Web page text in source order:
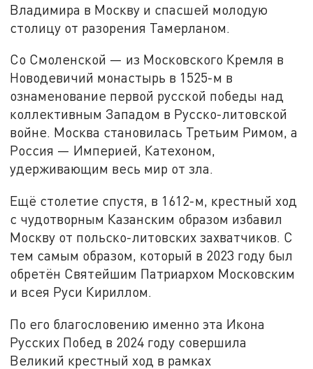
Владимира в Москву и спасшей молодую
столицу от разорения Тамерланом.
Со Смоленской — из Московского Кремля в
Новодевичий монастырь в 1525-м в
ознаменование первой русской победы над
коллективным Западом в Русско-литовской
войне. Москва становилась Третьим Римом, а
Россия — Империей, Катехоном,
удерживающим весь мир от зла.
Ещё столетие спустя, в 1612-м, крестный ход
с чудотворным Казанским образом избавил
Москву от польско-литовских захватчиков. С
тем самым образом, который в 2023 году был
обретён Святейшим Патриархом Московским
и всея Руси Кириллом.
По его благословению именно эта Икона
Русских Побед в 2024 году совершила
Великий крестный ход в рамках